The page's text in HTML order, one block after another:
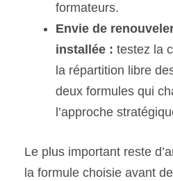
formateurs.
Envie de
installée : testez la
la répartition libre
deux formules qui
l’approche
Le plus important reste
la formule choisie avant